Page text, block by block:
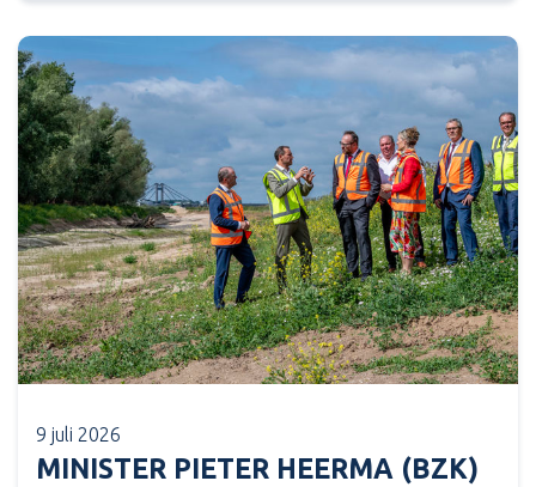
9 juli 2026
MINISTER PIETER HEERMA (BZK)